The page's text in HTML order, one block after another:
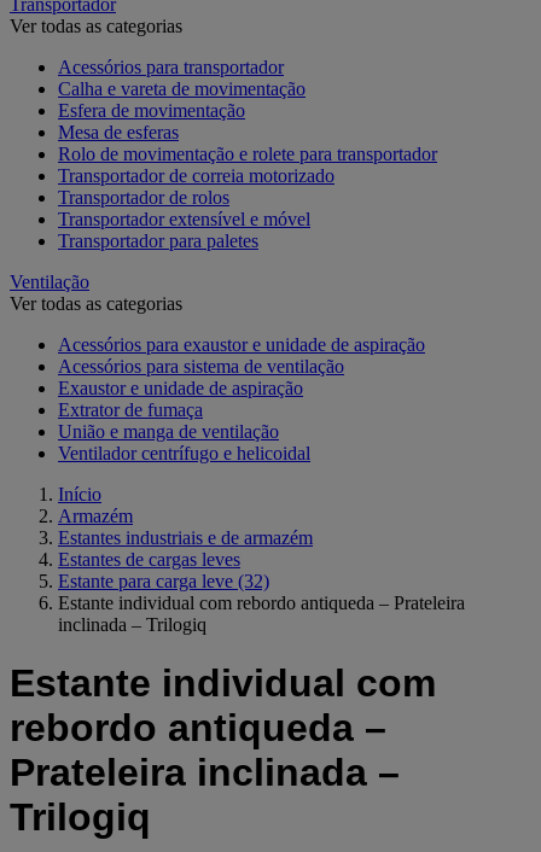
Ver todas as categorias
Acessórios para transportador
Calha e vareta de movimentação
Esfera de movimentação
Mesa de esferas
Rolo de movimentação e rolete para transportador
Transportador de correia motorizado
Transportador de rolos
Transportador extensível e móvel
Transportador para paletes
Ventilação
Ver todas as categorias
Acessórios para exaustor e unidade de aspiração
Acessórios para sistema de ventilação
Exaustor e unidade de aspiração
Extrator de fumaça
União e manga de ventilação
Ventilador centrífugo e helicoidal
Início
Armazém
Estantes industriais e de armazém
Estantes de cargas leves
Estante para carga leve (32)
Estante individual com rebordo antiqueda – Prateleira
inclinada – Trilogiq
Estante individual com
rebordo antiqueda –
Prateleira inclinada –
Trilogiq